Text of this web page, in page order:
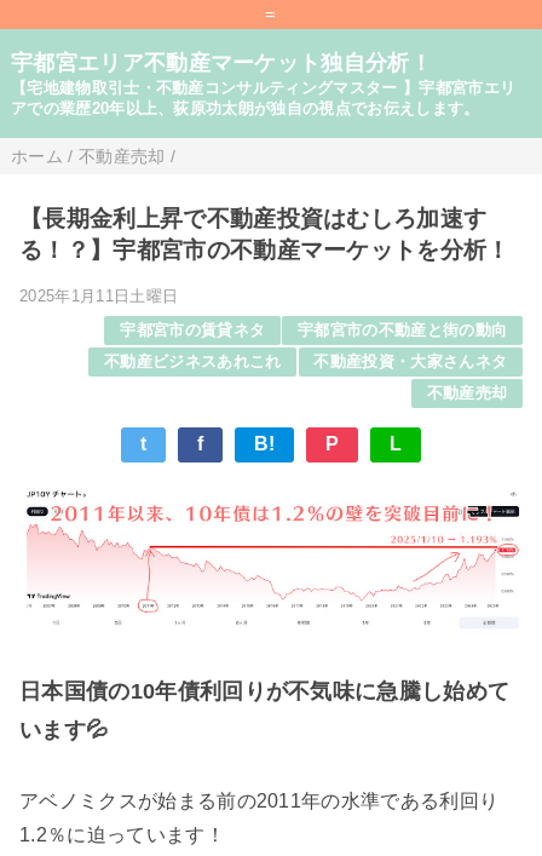
=
宇都宮エリア不動産マーケット独自分析！
【宅地建物取引士・不動産コンサルティングマスター 】宇都宮市エリ
アでの業歴20年以上、荻原功太朗が独自の視点でお伝えします。
ホーム / 不動産売却 /
【長期金利上昇で不動産投資はむしろ加速す
る！？】宇都宮市の不動産マーケットを分析！
2025年1月11日土曜日
宇都宮市の賃貸ネタ
宇都宮市の不動産と街の動向
不動産ビジネスあれこれ
不動産投資・大家さんネタ
不動産売却
t f B! P L
日本国債の10年債利回りが不気味に急騰し始めて
います💦
アベノミクスが始まる前の2011年の水準である利回り
1.2％に迫っています！